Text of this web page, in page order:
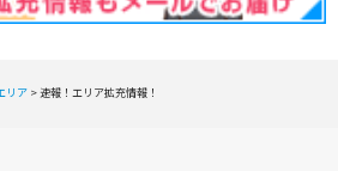
リア 速報！エリア拡充情報！